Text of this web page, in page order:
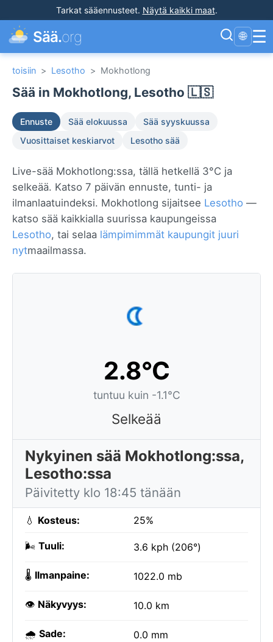
Tarkat sääennusteet. Näytä kaikki maat.
Sää.org 🌐 ☰
toisiin > Lesotho > Mokhotlong
Sää in Mokhotlong, Lesotho 🇱🇸
Ennuste Sää elokuussa
Sää syyskuussa
Vuosittaiset keskiarvot
Lesotho sää
Live-sää Mokhotlong:ssa, tällä hetkellä 3°C ja
selkeää. Katso 7 päivän ennuste, tunti- ja
ilmanlaatuindeksi. Mokhotlong sijaitsee Lesotho —
katso sää kaikkialla suurissa kaupungeissa
Lesotho, tai selaa lämpimimmät kaupungit juuri
nytmaailmassa.
2.8°C
tuntuu kuin -1.1°C
Selkeää
Nykyinen sää Mokhotlong:ssa,
Lesotho:ssa
Päivitetty klo 18:45 tänään
💧 Kosteus: 25%
🌬️ Tuuli: 3.6 kph (206°)
🌡️ Ilmanpaine: 1022.0 mb
👁️ Näkyvyys: 10.0 km
🌧️ Sade: 0.0 mm